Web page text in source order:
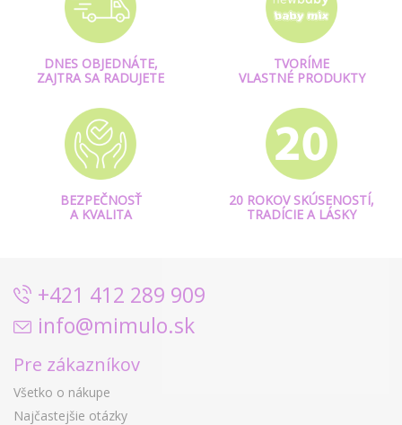
DNES OBJEDNÁTE,
ZAJTRA SA RADUJETE
TVORÍME
VLASTNÉ PRODUKTY
BEZPEČNOSŤ
A KVALITA
20 ROKOV SKÚSENOSTÍ,
TRADÍCIE A LÁSKY
+421 412 289 909
info@mimulo.sk
Pre zákazníkov
Všetko o nákupe
Najčastejšie otázky